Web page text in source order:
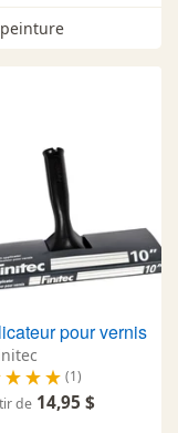
pour vernis
(1)
de 14,95 $